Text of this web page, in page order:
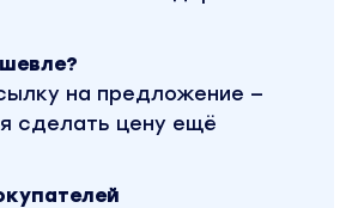
на предложение —
сделать цену ещё